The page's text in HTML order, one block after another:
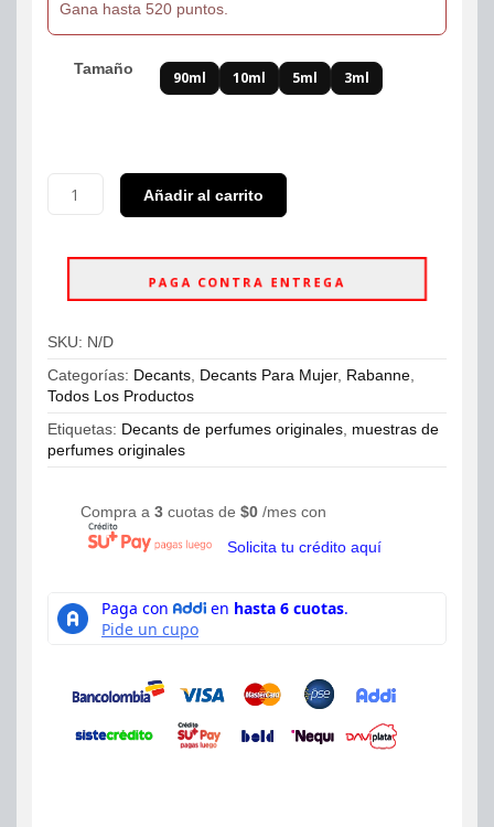
Gana hasta 520 puntos.
Tamaño 90ml 10ml 5ml 3ml
Million
Her
Añadir al carrito
PAGA CONTRA ENTREGA
SKU: N/D
Categorías: Decants, Decants Para Mujer, Rabanne,
Todos Los Productos
Etiquetas: Decants de perfumes originales, muestras de
perfumes originales
Compra a 3 cuotas de $0 /mes con
Solicita tu crédito aquí